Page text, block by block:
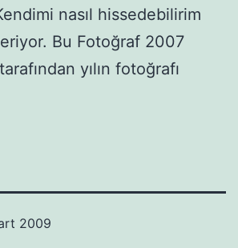
nasıl hissedebilirim
Bu Fotoğraf 2007
yılın fotoğrafı
2009